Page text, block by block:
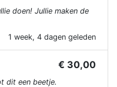
doen! Jullie maken de
1 week, 4 dagen geleden
€ 30,00
dit een beetje.